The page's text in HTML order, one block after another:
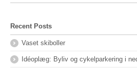
Recent Posts
Vaset skiboller
Idéoplæg: Byliv og cykelparkering i